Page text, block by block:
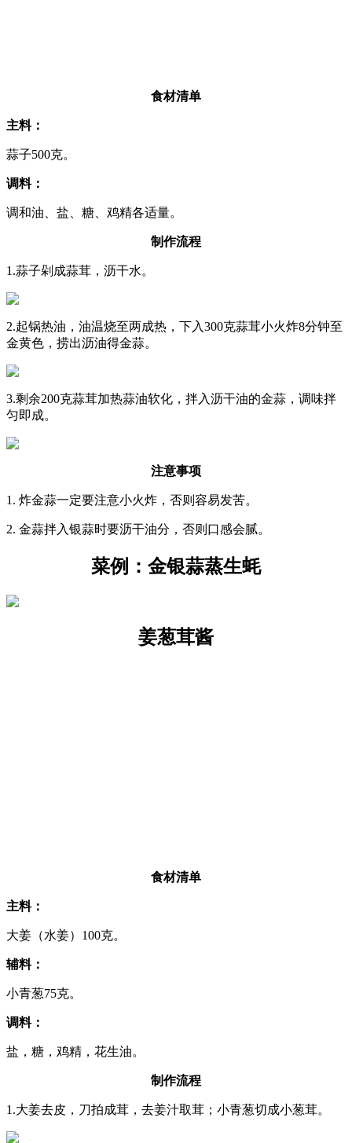
食材清单
主料：
蒜子500克。
调料：
调和油、盐、糖、鸡精各适量。
制作流程
1.蒜子剁成蒜茸，沥干水。
2.起锅热油，油温烧至两成热，下入300克蒜茸小火炸8分钟至
金黄色，捞出沥油得金蒜。
3.剩余200克蒜茸加热蒜油软化，拌入沥干油的金蒜，调味拌
匀即成。
注意事项
1. 炸金蒜一定要注意小火炸，否则容易发苦。
2. 金蒜拌入银蒜时要沥干油分，否则口感会腻。
菜例：金银蒜蒸生蚝
姜葱茸酱
食材清单
主料：
大姜（水姜）100克。
辅料：
小青葱75克。
调料：
盐，糖，鸡精，花生油。
制作流程
1.大姜去皮，刀拍成茸，去姜汁取茸；小青葱切成小葱茸。